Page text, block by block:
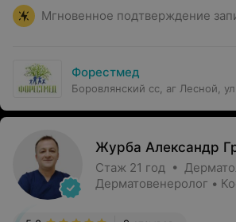
Мгновенное подтверждение
Форестмед
Боровлянский сс, аг Лесной,
Журба Александр
Стаж 21 год •
Дерматовенеролог •